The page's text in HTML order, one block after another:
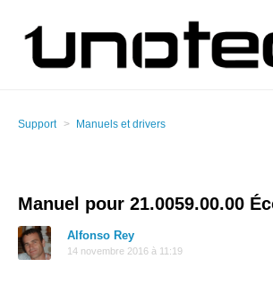
Support Manuels et drivers
Manuel pour 21.0059.00.00
Alfonso Rey
14 novembre 2016 à 11:19